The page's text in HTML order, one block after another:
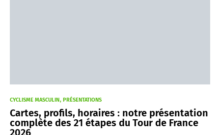
CYCLISME MASCULIN PRÉSENTATIONS
Cartes, profils, horaires : notre présentation
complète des 21 étapes du Tour de France
2026